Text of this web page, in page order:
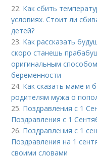
22. Как сбить
условиях. Стоит ли
детей?
23. Как рассказать
скоро станешь
оригинальным
беременности
24. Как сказать маме и
родителям мужа о
25. Поздравления с 1
Поздравления с 1
26. Поздравления с 1
Поздравления на 1
своими словами